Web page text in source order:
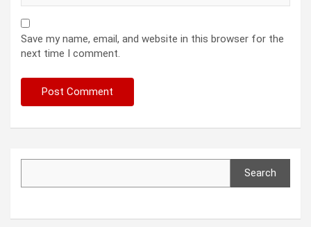
Save my name, email, and website in this browser for the
next time I comment.
Search